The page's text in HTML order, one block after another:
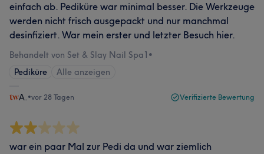
einfach ab. Pediküre war minimal besser. Die Werkzeuge
werden nicht frisch ausgepackt und nur manchmal
desinfiziert. War mein erster und letzter Besuch hier.
Behandelt von Set & Slay Nail Spa1 •
Pediküre
Alle anzeigen
A. •vor 28 Tagen Verifizierte Bewertung
war ein paar Mal zur Pedi da und war ziemlich